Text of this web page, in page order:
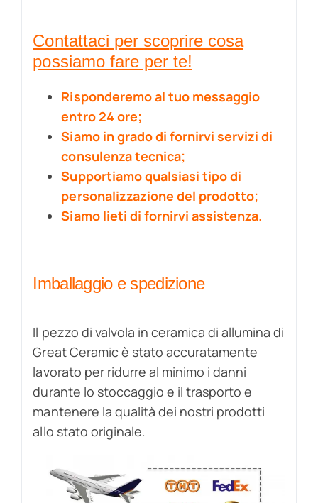
Contattaci per scoprire cosa
possiamo fare per te!
Risponderemo al tuo messaggio
entro 24 ore;
Siamo in grado di fornirvi servizi di
consulenza tecnica;
Supportiamo qualsiasi tipo di
personalizzazione del prodotto;
Siamo lieti di fornirvi assistenza.
Imballaggio e spedizione
Il pezzo di valvola in ceramica di allumina di
Great Ceramic è stato accuratamente
lavorato per ridurre al minimo i danni
durante lo stoccaggio e il trasporto e
mantenere la qualità dei nostri prodotti
allo stato originale.